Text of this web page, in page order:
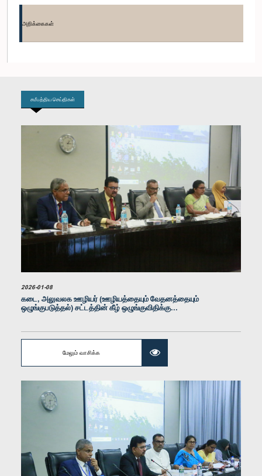
கௌரவ ஆர்.எம். காமிணி ரத்நாயக்க, பா.உ.
உறுப்பினர்
அறிக்கைகள்
சமீபத்திய செய்திகள்
2026-01-08
கடை, அலுவலக ஊழியர் (ஊழியத்தையும் வேதனத்தையும்
ஒழுங்குபடுத்தல்) சட்டத்தின் கீழ் ஒழுங்குவிதிக்கு...
மேலும் வாசிக்க